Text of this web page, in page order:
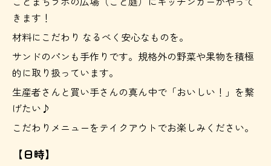
きます！
材料にこだわり なるべく安心なものを。
サンドのパンも手作りです。規格外の野菜や果物を積極
的に取り扱っています。
生産者さんと買い手さんの真ん中で「おいしい！」を繋
げたい♪
こだわりメニューをテイクアウトでお楽しみください。
【日時】